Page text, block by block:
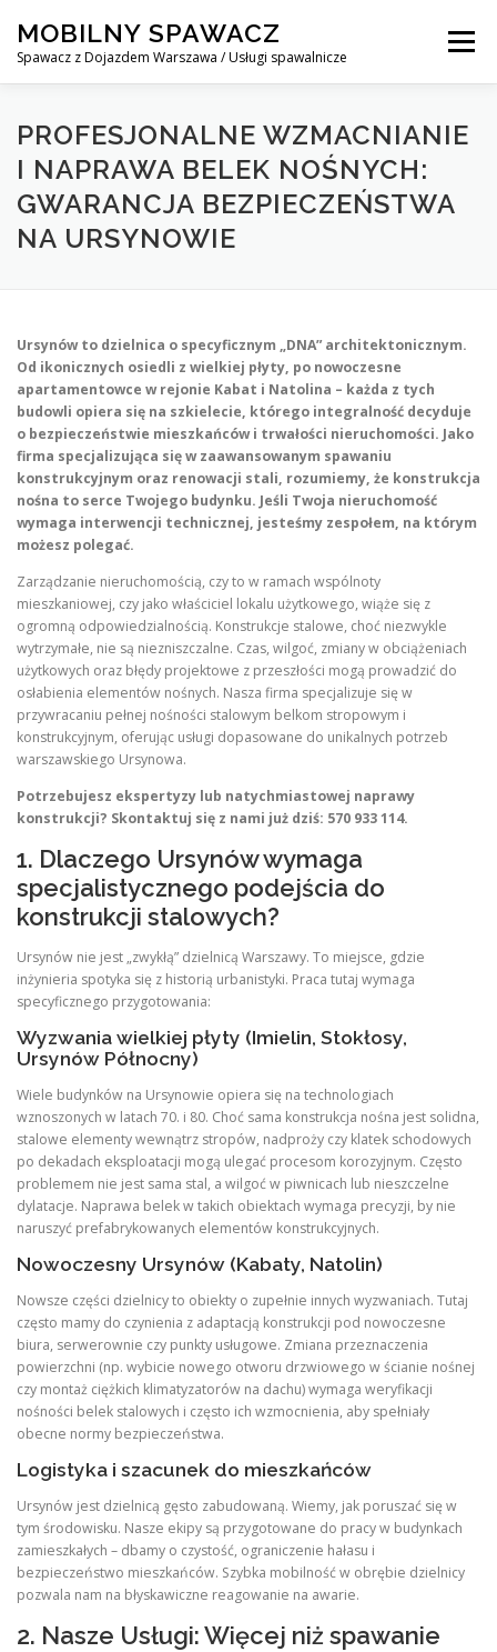
content
MOBILNY SPAWACZ
Spawacz z Dojazdem Warszawa / Usługi spawalnicze
Menu
MOBILNY SPAWACZ WARSZAWA BLOG O NAS
KONTAKT
PROFESJONALNE WZMACNIANIE
I NAPRAWA BELEK NOŚNYCH:
GWARANCJA BEZPIECZEŃSTWA
NA URSYNOWIE
Ursynów to dzielnica o specyficznym „DNA” architektonicznym.
Od ikonicznych osiedli z wielkiej płyty, po nowoczesne
apartamentowce w rejonie Kabat i Natolina – każda z tych
budowli opiera się na szkielecie, którego integralność decyduje
o bezpieczeństwie mieszkańców i trwałości nieruchomości. Jako
firma specjalizująca się w zaawansowanym spawaniu
konstrukcyjnym oraz renowacji stali, rozumiemy, że konstrukcja
nośna to serce Twojego budynku. Jeśli Twoja nieruchomość
wymaga interwencji technicznej, jesteśmy zespołem, na którym
możesz polegać.
Zarządzanie nieruchomością, czy to w ramach wspólnoty
mieszkaniowej, czy jako właściciel lokalu użytkowego, wiąże się z
ogromną odpowiedzialnością. Konstrukcje stalowe, choć niezwykle
wytrzymałe, nie są niezniszczalne. Czas, wilgoć, zmiany w obciążeniach
użytkowych oraz błędy projektowe z przeszłości mogą prowadzić do
osłabienia elementów nośnych. Nasza firma specjalizuje się w
przywracaniu pełnej nośności stalowym belkom stropowym i
konstrukcyjnym, oferując usługi dopasowane do unikalnych potrzeb
warszawskiego Ursynowa.
Potrzebujesz ekspertyzy lub natychmiastowej naprawy
konstrukcji? Skontaktuj się z nami już dziś: 570 933 114.
1. Dlaczego Ursynów wymaga
specjalistycznego podejścia do
konstrukcji stalowych?
Ursynów nie jest „zwykłą” dzielnicą Warszawy. To miejsce, gdzie
inżynieria spotyka się z historią urbanistyki. Praca tutaj wymaga
specyficznego przygotowania:
Wyzwania wielkiej płyty (Imielin, Stokłosy,
Ursynów Północny)
Wiele budynków na Ursynowie opiera się na technologiach
wznoszonych w latach 70. i 80. Choć sama konstrukcja nośna jest solidna,
stalowe elementy wewnątrz stropów, nadproży czy klatek schodowych
po dekadach eksploatacji mogą ulegać procesom korozyjnym. Często
problemem nie jest sama stal, a wilgoć w piwnicach lub nieszczelne
dylatacje. Naprawa belek w takich obiektach wymaga precyzji, by nie
naruszyć prefabrykowanych elementów konstrukcyjnych.
Nowoczesny Ursynów (Kabaty, Natolin)
Nowsze części dzielnicy to obiekty o zupełnie innych wyzwaniach. Tutaj
często mamy do czynienia z adaptacją konstrukcji pod nowoczesne
biura, serwerownie czy punkty usługowe. Zmiana przeznaczenia
powierzchni (np. wybicie nowego otworu drzwiowego w ścianie nośnej
czy montaż ciężkich klimatyzatorów na dachu) wymaga weryfikacji
nośności belek stalowych i często ich wzmocnienia, aby spełniały
obecne normy bezpieczeństwa.
Logistyka i szacunek do mieszkańców
Ursynów jest dzielnicą gęsto zabudowaną. Wiemy, jak poruszać się w
tym środowisku. Nasze ekipy są przygotowane do pracy w budynkach
zamieszkałych – dbamy o czystość, ograniczenie hałasu i
bezpieczeństwo mieszkańców. Szybka mobilność w obrębie dzielnicy
pozwala nam na błyskawiczne reagowanie na awarie.
2. Nasze Usługi: Więcej niż spawanie